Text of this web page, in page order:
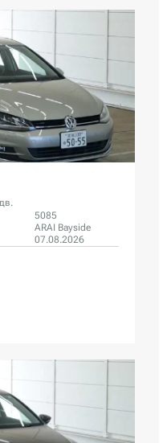
5085
ARAI Bayside
07.08.2026